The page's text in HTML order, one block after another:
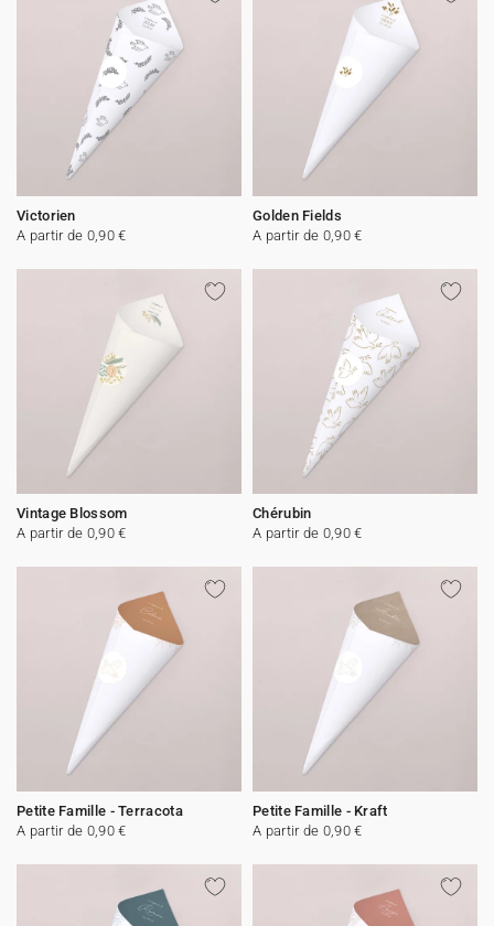
Victorien
A partir de 0,90 €
Golden Fields
A partir de 0,90 €
Vintage Blossom
A partir de 0,90 €
Chérubin
A partir de 0,90 €
Petite Famille - Terracota
A partir de 0,90 €
Petite Famille - Kraft
A partir de 0,90 €